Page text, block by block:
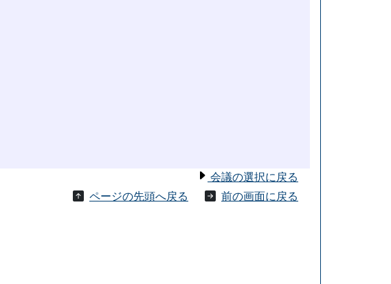
会議の選択に戻る
ページの先頭へ戻る
前の画面に戻る